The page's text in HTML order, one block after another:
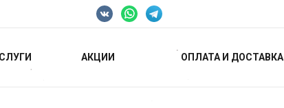
АКЦИИ ОПЛАТА И ДОСТАВКА